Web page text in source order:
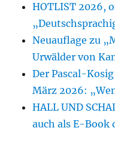
HOTLIST 2026,
Neuauflage zu
Urwälder von
Der Pascal-
März 2026:
HALL UND
auch als E-Book